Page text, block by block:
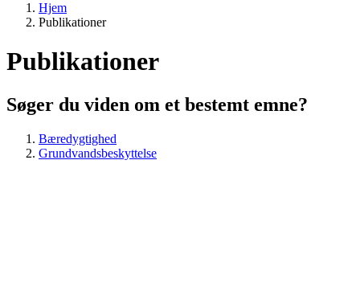
Hjem
Publikationer
Publikationer
Søger du viden om et bestemt emne?
Bæredygtighed
Grundvandsbeskyttelse